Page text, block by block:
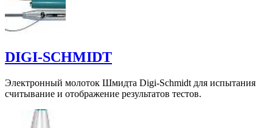
DIGI-SCHMIDT
Электронный молоток Шмидта Digi-Schmidt для испытания
считывание и отображение результатов тестов.